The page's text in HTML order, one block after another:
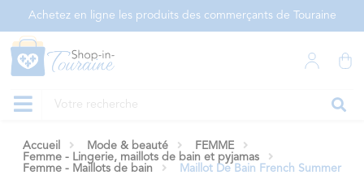
Achetez en ligne les produits des commerçants de Touraine
Accueil Mode & beauté
FEMME
Femme - Lingerie, maillots de bain et pyjamas
Femme - Maillots de bain
Maillot De Bain French Summer
Panneau de gestion des cookies